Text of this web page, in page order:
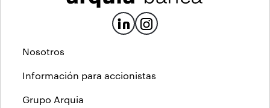
Nosotros
Información para accionistas
Grupo Arquia